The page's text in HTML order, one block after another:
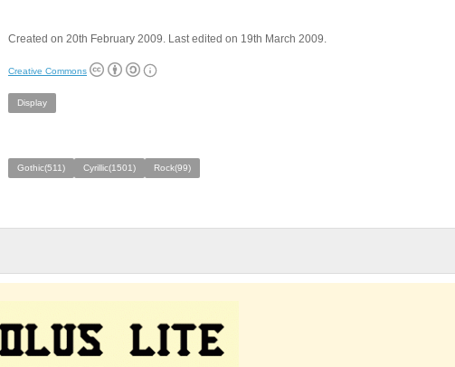
Created on 20th February 2009. Last edited on 19th March 2009.
Creative Commons
Display
Gothic(511) Cyrillic(1501) Rock(99)